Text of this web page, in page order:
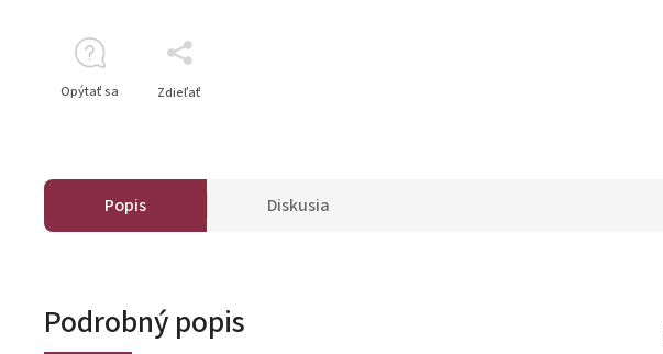
Opýtať sa Zdieľať
Popis Diskusia
Podrobný popis